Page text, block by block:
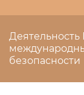
безопасности